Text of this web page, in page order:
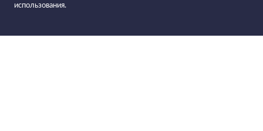
использования.